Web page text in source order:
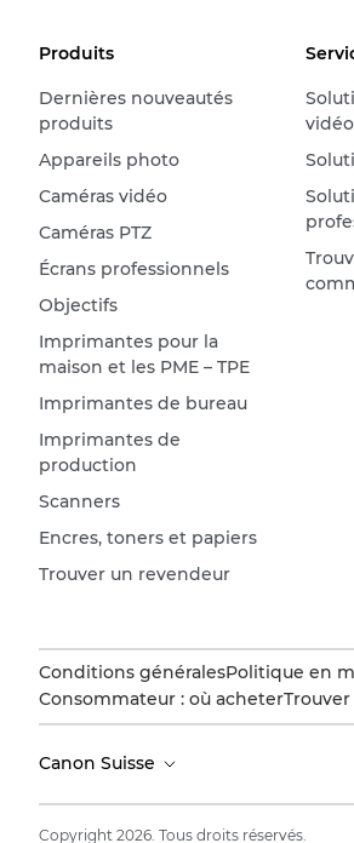
Produits
Dernières nouveautés
produits
Appareils photo
Caméras vidéo
Caméras PTZ
Écrans professionnels
Objectifs
Imprimantes pour la
maison et les PME – TPE
Imprimantes de bureau
Imprimantes de
production
Scanners
Encres, toners et papiers
Trouver un revendeur
Conditions généralesPolitique en
Consommateur : où acheter
Canon Suisse
Copyright 2026. Tous droits réservés.